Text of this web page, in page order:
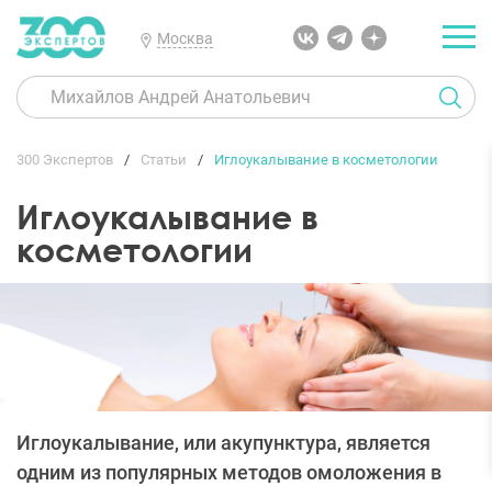
Москва
300 Экспертов Статьи Иглоукалывание в косметологии
Иглоукалывание в
косметологии
Иглоукалывание, или акупунктура, является
одним из популярных методов омоложения в